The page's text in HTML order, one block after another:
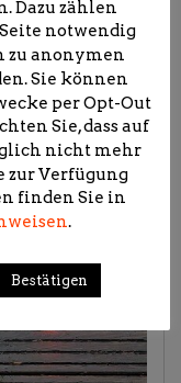
Dazu zählen
notwendig
zu anonymen
Sie können
per Opt-Out
Sie, dass auf
nicht mehr
Verfügung
finden Sie in
.
Bestätigen